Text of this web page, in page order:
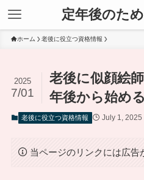
定年後のた
ホーム 老後に役立つ資格情報
老後に似顔絵
年後から始め
2025
7/01
老後に役立つ資格情報 July 1, 2025
当ページのリンクには広告